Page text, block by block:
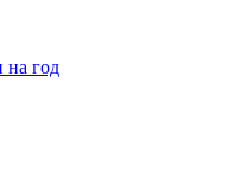
год